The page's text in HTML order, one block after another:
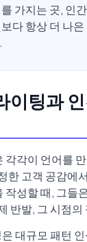
가지는 곳, 인
다 항상 더 나
이팅과
각각이 언어를
한 고객 공감에
작성할 때, 그들
반발, 그 시점의
은 대규모 패턴